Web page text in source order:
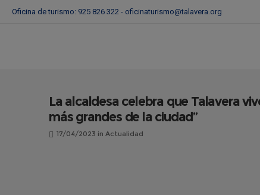
Oficina de turismo: 925 826 322 - oficinaturismo@talavera.org
La alcaldesa celebra que Talavera
más grandes de la ciudad”
17/04/2023 in Actualidad